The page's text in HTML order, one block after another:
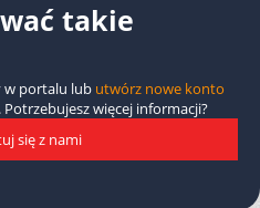
takie
w portalu lub utwórz nowe konto
więcej informacji?
się z nami